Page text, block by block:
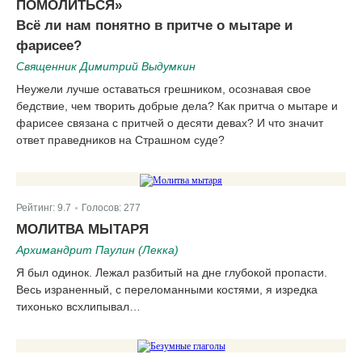
ПОМОЛИТЬСЯ»
Всё ли нам понятно в притче о мытаре и
фарисее?
Священник Димитрий Выдумкин
Неужели лучше оставаться грешником, осознавая свое
бедствие, чем творить добрые дела? Как притча о мытаре и
фарисее связана с притчей о десяти девах? И что значит
ответ праведников на Страшном суде?
Рейтинг: 9.7 Голосов: 277
МОЛИТВА МЫТАРЯ
Архимандрит Паулин (Лекка)
Я был одинок. Лежал разбитый на дне глубокой пропасти.
Весь израненный, с переломанными костями, я изредка
тихонько всхлипывал…